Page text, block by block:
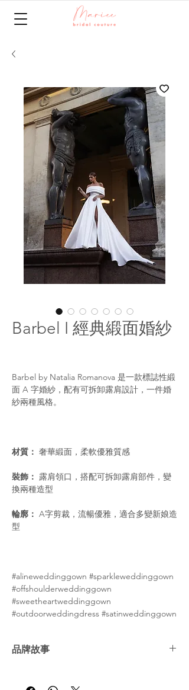
Barbel I 經典緞面婚紗
Barbel by Natalia Romanova 是一款標誌性緞
面 A 字婚紗，配有可拆卸露肩設計，一件婚
紗兩種風格。
材質： 奢華緞面，柔軟優雅質感
裝飾： 露肩領口，搭配可拆卸露肩部件，變
換兩種造型
輪廓： A字剪裁，流暢優雅，適合多變新娘造
型
#alineweddinggown #sparkleweddinggown
#offshoulderweddinggown
#sweetheartweddinggown
#outdoorweddingdress #satinweddinggown
品牌故事
俄羅斯婚紗女王。自2002年以來，娜塔莉亞羅